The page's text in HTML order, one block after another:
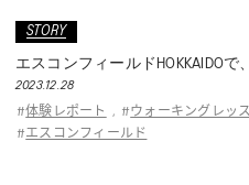
STORY
エスコンフィールドHOKKAIDO
2023.12.28
#体験レポート , # ウォーキングレッ
# エスコンフィールド